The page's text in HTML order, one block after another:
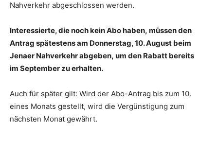
Nahverkehr abgeschlossen werden.
Interessierte, die noch kein Abo haben, müssen den
Antrag spätestens am Donnerstag, 10. August beim
Jenaer Nahverkehr abgeben, um den Rabatt bereits
im September zu erhalten.
Auch für später gilt: Wird der Abo-Antrag bis zum 10.
eines Monats gestellt, wird die Vergünstigung zum
nächsten Monat gewährt.